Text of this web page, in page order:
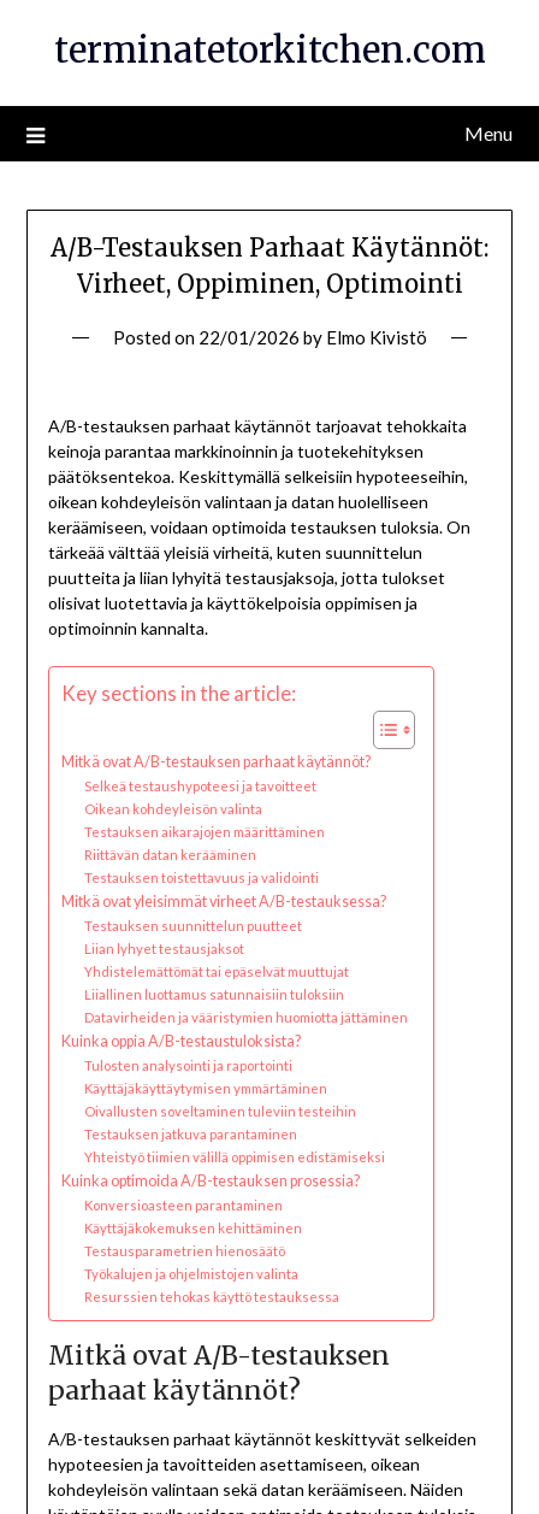
terminatetorkitchen.com
Menu
A/B-Testauksen Parhaat Käytännöt:
Virheet, Oppiminen, Optimointi
Posted on 22/01/2026 by Elmo Kivistö
A/B-testauksen parhaat käytännöt tarjoavat tehokkaita
keinoja parantaa markkinoinnin ja tuotekehityksen
päätöksentekoa. Keskittymällä selkeisiin hypoteeseihin,
oikean kohdeyleisön valintaan ja datan huolelliseen
keräämiseen, voidaan optimoida testauksen tuloksia. On
tärkeää välttää yleisiä virheitä, kuten suunnittelun
puutteita ja liian lyhyitä testausjaksoja, jotta tulokset
olisivat luotettavia ja käyttökelpoisia oppimisen ja
optimoinnin kannalta.
Key sections in the article:
Mitkä ovat A/B-testauksen parhaat käytännöt?
Selkeä testaushypoteesi ja tavoitteet
Oikean kohdeyleisön valinta
Testauksen aikarajojen määrittäminen
Riittävän datan kerääminen
Testauksen toistettavuus ja validointi
Mitkä ovat yleisimmät virheet A/B-testauksessa?
Testauksen suunnittelun puutteet
Liian lyhyet testausjaksot
Yhdistelemättömät tai epäselvät muuttujat
Liiallinen luottamus satunnaisiin tuloksiin
Datavirheiden ja vääristymien huomiotta jättäminen
Kuinka oppia A/B-testaustuloksista?
Tulosten analysointi ja raportointi
Käyttäjäkäyttäytymisen ymmärtäminen
Oivallusten soveltaminen tuleviin testeihin
Testauksen jatkuva parantaminen
Yhteistyö tiimien välillä oppimisen edistämiseksi
Kuinka optimoida A/B-testauksen prosessia?
Konversioasteen parantaminen
Käyttäjäkokemuksen kehittäminen
Testausparametrien hienosäätö
Työkalujen ja ohjelmistojen valinta
Resurssien tehokas käyttö testauksessa
Mitkä ovat A/B-testauksen
parhaat käytännöt?
A/B-testauksen parhaat käytännöt keskittyvät selkeiden
hypoteesien ja tavoitteiden asettamiseen, oikean
kohdeyleisön valintaan sekä datan keräämiseen. Näiden